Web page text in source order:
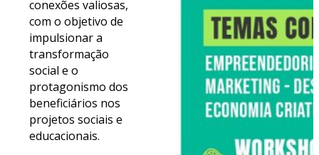
conexões valiosas,
com o objetivo de
impulsionar a
transformação
social e o
protagonismo dos
beneficiários nos
projetos sociais e
educacionais.